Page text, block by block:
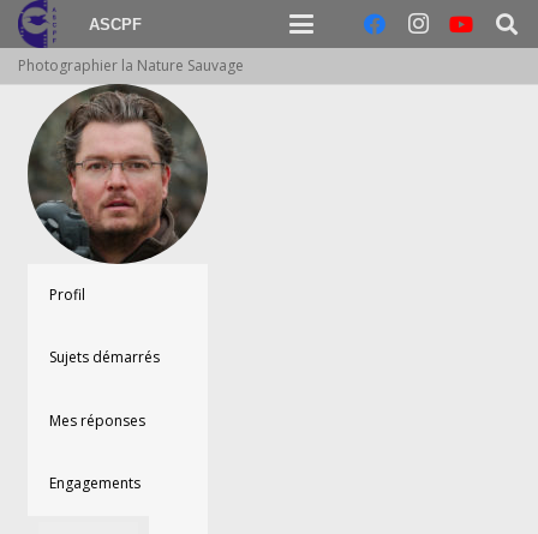
ASCPF
Photographier la Nature Sauvage
Profil
Sujets démarrés
Mes réponses
Engagements